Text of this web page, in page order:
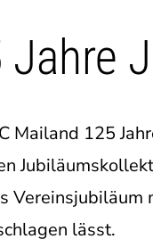
Jahre
Mailand 125
lässt.